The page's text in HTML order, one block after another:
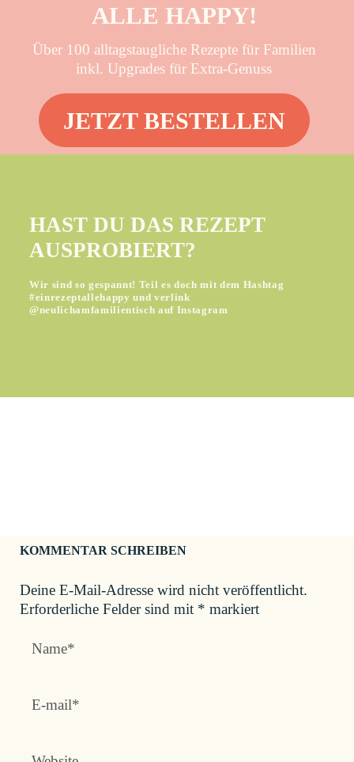
ALLE HAPPY!
Über 100 alltagstaugliche Rezepte für Familien
inkl. Upgrades für Extra-Genuss
JETZT BESTELLEN
HAST DU DAS REZEPT
AUSPROBIERT?
Wir sind so gespannt! Teil es doch mit dem Hashtag
#einrezeptallehappy und verlink
@neulichamfamilientisch auf Instagram
KOMMENTAR SCHREIBEN
Deine E-Mail-Adresse wird nicht veröffentlicht.
Erforderliche Felder sind mit * markiert